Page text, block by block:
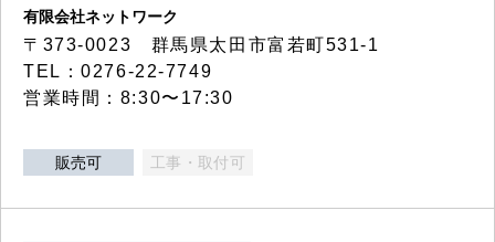
有限会社ネットワーク
〒373-0023 群馬県太田市富若町531-1
TEL：0276-22-7749
営業時間：8:30〜17:30
販売可 工事・取付可